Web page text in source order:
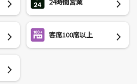
客席100席以上